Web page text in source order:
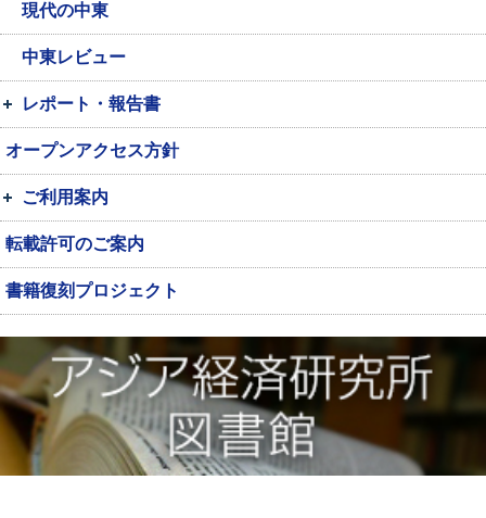
現代の中東
中東レビュー
レポート・報告書
オープンアクセス方針
ご利用案内
転載許可のご案内
書籍復刻プロジェクト